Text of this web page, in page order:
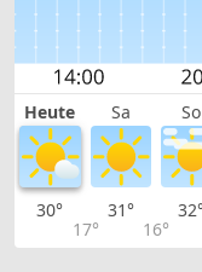
Heute Sa So
30°
17°
31°
16°